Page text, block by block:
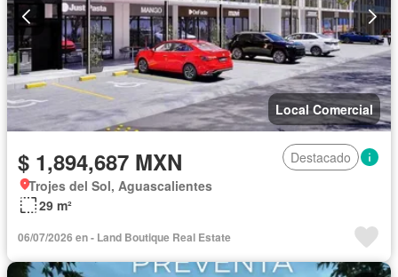
Local Comercial
$ 1,894,687 MXN
Destacado
Trojes del Sol, Aguascalientes
29 m²
06/07/2026 en - Land Boutique Real Estate